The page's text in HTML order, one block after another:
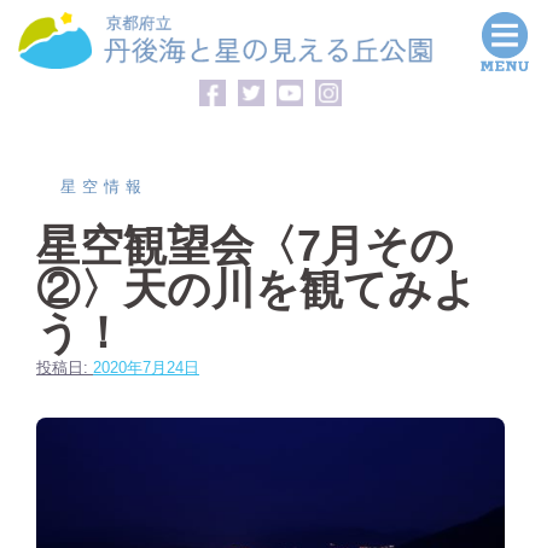
星空情報
星空観望会〈7月その
②〉天の川を観てみよ
う！
投稿日: 2020年7月24日